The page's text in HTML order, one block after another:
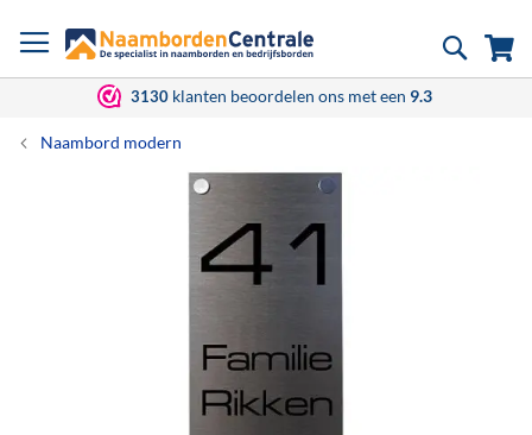
naar
Zoek
3130 klanten beoordelen ons met een 9.3
Naambord modern